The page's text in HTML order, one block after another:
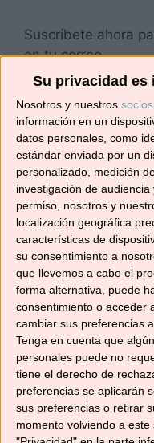
Su privacidad es
Nosotros y nuestros socios
información en un
datos personales, como
estándar enviada por un
personalizado, medición
investigación de
permiso, nosotros y
localización geográfica
características de
su consentimiento a
que llevemos a cabo el
forma alternativa, puede
consentimiento o acceder
cambiar sus preferencias
Tenga en cuenta que
personales puede no
tiene el derecho de
preferencias se aplicarán
sus preferencias o retirar
momento volviendo a
Suscríbete ahora
en tu correo.
Dirección
de
correo
electrónico
Suscribir
YouTube